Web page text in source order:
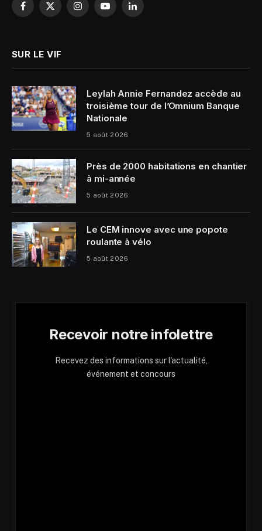
Facebook
X
InstagramYouTubeLinkedIn
SUR LE VIF
Leylah Annie Fernandez accède au
troisième tour de l’Omnium Banque
Nationale
5 août 2026
Près de 2000 habitations en chantier
à mi-année
5 août 2026
Le CEM innove avec une popote
roulante à vélo
5 août 2026
Recevoir notre infolettre
Recevez des informations sur l'actualité,
événement et concours